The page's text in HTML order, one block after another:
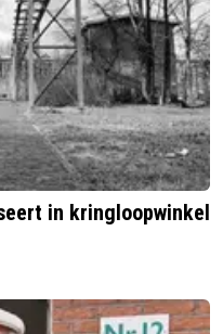
in kringloopwinkel